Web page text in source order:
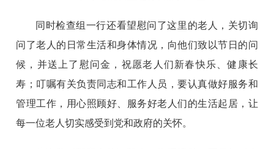
同时检查组一行还看望慰问了这里的老人，关切询
问了老人的日常生活和身体情况，向他们致以节日的问
候，并送上了慰问金，祝愿老人们新春快乐、健康长
寿；叮嘱有关负责同志和工作人员，要认真做好服务和
管理工作，用心照顾好、服务好老人们的生活起居，让
每一位老人切实感受到党和政府的关怀。